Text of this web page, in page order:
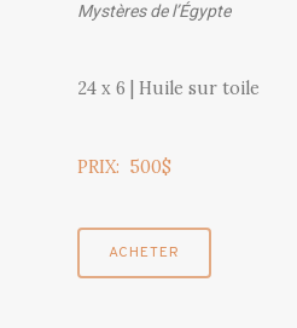
Mystères de l’Égypte
24 x 6 | Huile sur toile
PRIX: 500$
ACHETER